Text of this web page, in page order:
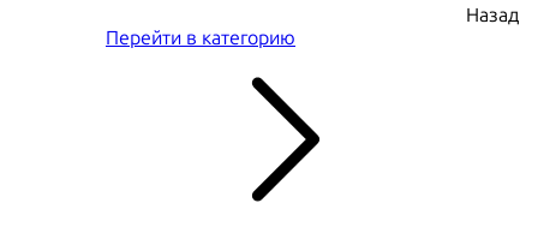
Назад
Перейти в категорию